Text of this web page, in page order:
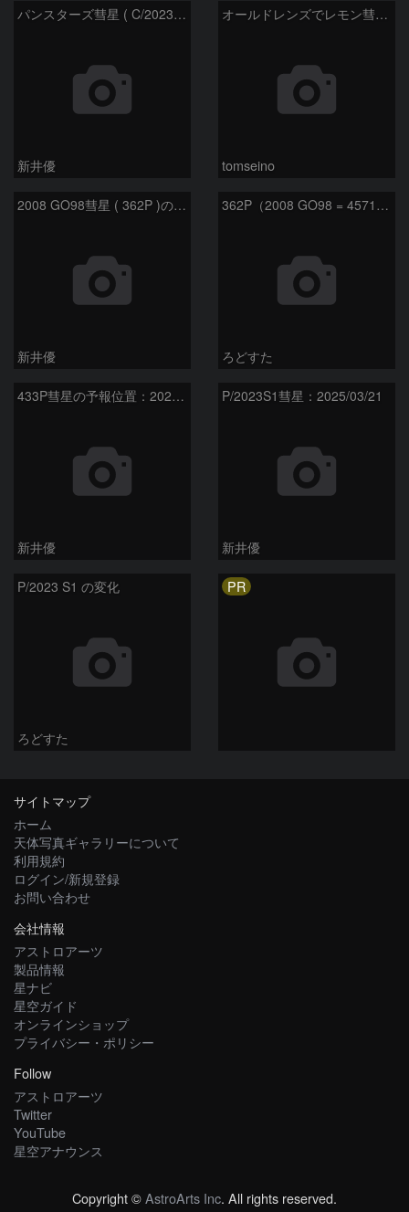
パンスターズ彗星 ( C/2023R1 ) ：2026/05/30
新井優
オールドレンズでレモン彗星11/9
tomseino
2008 GO98彗星 ( 362P )の予報位置：2025/09/25
新井優
362P（2008 GO98 = 457175）
ろどすた
433P彗星の予報位置：2025/05/04
新井優
P/2023S1彗星：2025/03/21
新井優
P/2023 S1 の変化
ろどすた
PR
サイトマップ
ホーム
天体写真ギャラリーについて
利用規約
ログイン/新規登録
お問い合わせ
会社情報
アストロアーツ
製品情報
星ナビ
星空ガイド
オンラインショップ
プライバシー・ポリシー
Follow
アストロアーツ
Twitter
YouTube
星空アナウンス
Copyright ©AstroArts Inc. All rights reserved.